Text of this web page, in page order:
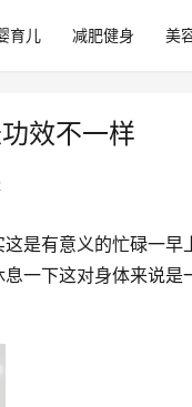
育儿 减肥健身 美
效不一样
是有意义的忙碌一
一下这对身体来说